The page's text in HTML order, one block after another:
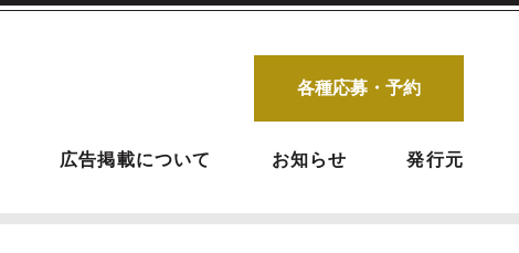
各種応募・予約
広告掲載について お知らせ 発行元